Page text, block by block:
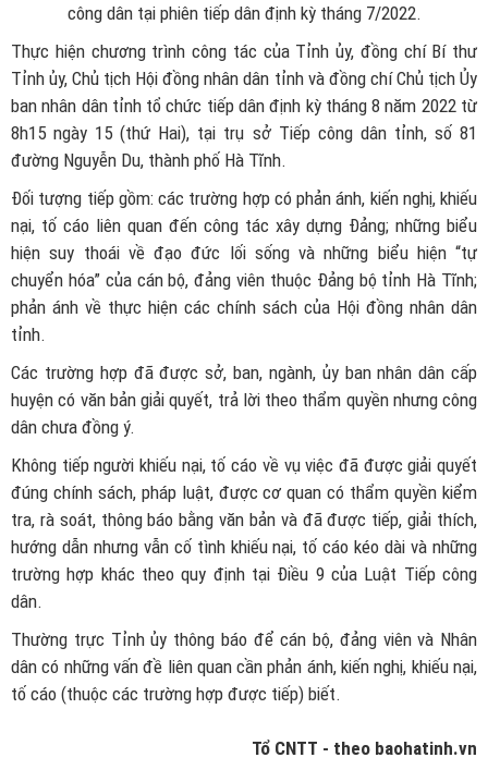
công dân tại phiên tiếp dân định kỳ tháng 7/2022.
Thực hiện chương trình công tác của Tỉnh ủy, đồng chí Bí thư
Tỉnh ủy, Chủ tịch Hội đồng nhân dân tỉnh và đồng chí Chủ tịch Ủy
ban nhân dân tỉnh tổ chức tiếp dân định kỳ tháng 8 năm 2022 từ
8h15 ngày 15 (thứ Hai), tại trụ sở Tiếp công dân tỉnh, số 81
đường Nguyễn Du, thành phố Hà Tĩnh.
Đối tượng tiếp gồm: các trường hợp có phản ánh, kiến nghị, khiếu
nại, tố cáo liên quan đến công tác xây dựng Đảng; những biểu
hiện suy thoái về đạo đức lối sống và những biểu hiện “tự
chuyển hóa” của cán bộ, đảng viên thuộc Đảng bộ tỉnh Hà Tĩnh;
phản ánh về thực hiện các chính sách của Hội đồng nhân dân
tỉnh.
Các trường hợp đã được sở, ban, ngành, ủy ban nhân dân cấp
huyện có văn bản giải quyết, trả lời theo thẩm quyền nhưng công
dân chưa đồng ý.
Không tiếp người khiếu nại, tố cáo về vụ việc đã được giải quyết
đúng chính sách, pháp luật, được cơ quan có thẩm quyền kiểm
tra, rà soát, thông báo bằng văn bản và đã được tiếp, giải thích,
hướng dẫn nhưng vẫn cố tình khiếu nại, tố cáo kéo dài và những
trường hợp khác theo quy định tại Điều 9 của Luật Tiếp công
dân.
Thường trực Tỉnh ủy thông báo để cán bộ, đảng viên và Nhân
dân có những vấn đề liên quan cần phản ánh, kiến nghị, khiếu nại,
tố cáo (thuộc các trường hợp được tiếp) biết.
Tổ CNTT - theo baohatinh.vn